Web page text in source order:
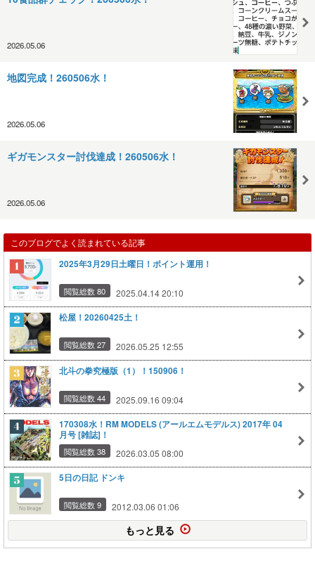
2026.05.06
地図完成！260506水！
2026.05.06
ギガモンスター討伐達成！260506水！
2026.05.06
このブログでよく読まれている記事
2025年3月29日土曜日！ポイント運用！
閲覧総数 80 2025.04.14 20:10
松屋！20260425土！
閲覧総数 27 2026.05.25 12:55
北斗の拳究極版（1）！150906！
閲覧総数 44 2025.09.16 09:04
170308水！RM MODELS (アールエムモデルス) 2017年 04
月号 [雑誌]！
閲覧総数 38 2026.03.05 08:00
5日の日記 ドンキ
閲覧総数 9 2012.03.06 01:06
もっと見る